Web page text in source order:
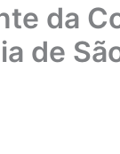
da
de